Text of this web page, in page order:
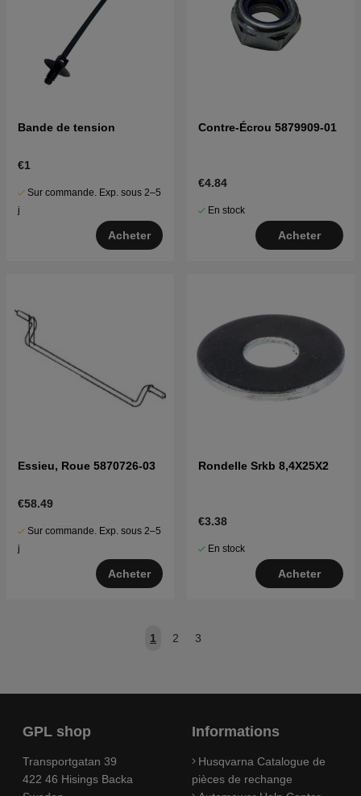
Bande de tension
€1
Sur commande. Exp. sous 2–5
j
Acheter
Contre-Écrou 5879909-01
€4.84
En stock
Acheter
Essieu, Roue 5870726-03
€58.49
Sur commande. Exp. sous 2–5
j
Acheter
Rondelle Srkb 8,4X25X2
€3.38
En stock
Acheter
1 2 3
GPL shop
Transportgatan 39
422 46 Hisings Backa
Informations
Husqvarna Catalogue de
pièces de rechange